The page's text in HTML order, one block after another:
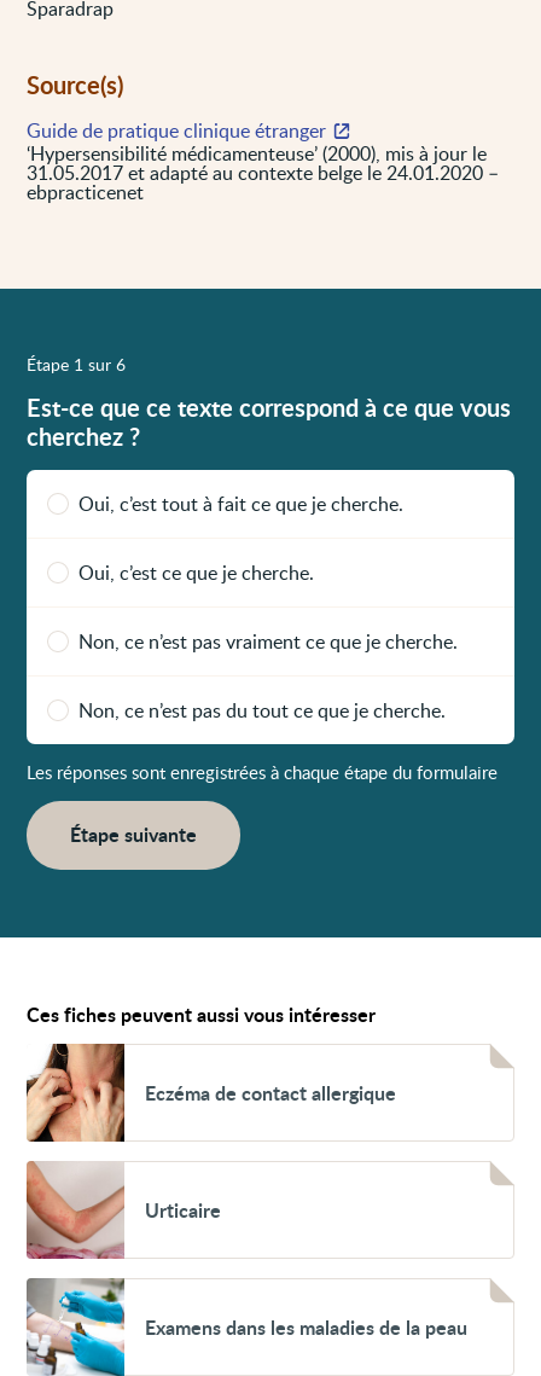
Sparadrap
Source(s)
Guide de pratique clinique étranger
‘Hypersensibilité médicamenteuse’ (2000), mis à jour le
31.05.2017 et adapté au contexte belge le 24.01.2020 –
ebpracticenet
Étape 1 sur 6
Est-ce que ce texte correspond à ce que vous
cherchez ?
Oui, c’est tout à fait ce que je cherche.
Oui, c’est ce que je cherche.
Non, ce n’est pas vraiment ce que je cherche.
Non, ce n’est pas du tout ce que je cherche.
Les réponses sont enregistrées à chaque étape du formulaire
Étape suivante
Ces fiches peuvent aussi vous intéresser
Voir
Eczéma
de
contact
allergique
Eczéma de contact allergique
Voir
Urticaire
Urticaire
Voir
Examens
dans
les
maladies
Examens dans les maladies de la peau